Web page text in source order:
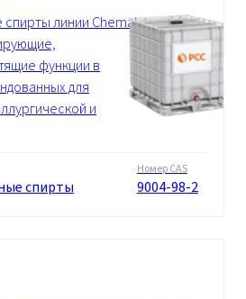
линии Chemal
функции в
для
и
спирты
Номер CAS
9004-98-2